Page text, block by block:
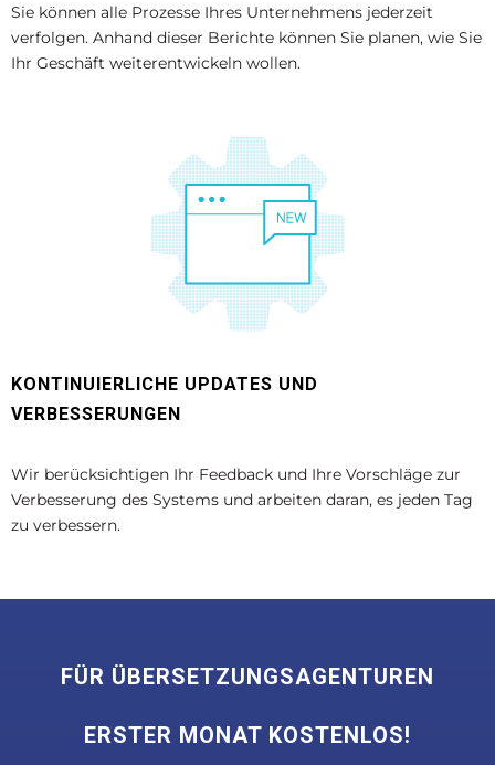
Sie können alle Prozesse Ihres Unternehmens jederzeit
verfolgen. Anhand dieser Berichte können Sie planen, wie Sie
Ihr Geschäft weiterentwickeln wollen.
KONTINUIERLICHE UPDATES UND
VERBESSERUNGEN
Wir berücksichtigen Ihr Feedback und Ihre Vorschläge zur
Verbesserung des Systems und arbeiten daran, es jeden Tag
zu verbessern.
FÜR ÜBERSETZUNGSAGENTUREN
ERSTER MONAT KOSTENLOS!